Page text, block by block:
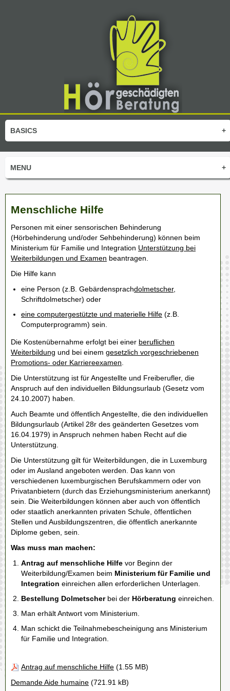
+
BASICS
+
MENU
Menschliche Hilfe
Personen mit einer sensorischen Behinderung
(Hörbehinderung und/oder Sehbehinderung) können beim
Ministerium für Familie und Integration Unterstützung bei
Weiterbildungen und Examen beantragen.
Die Hilfe kann
eine Person (z.B. Gebärdensprachdolmetscher,
Schriftdolmetscher) oder
eine computergestützte und materielle Hilfe (z.B.
Computerprogramm) sein.
Die Kostenübernahme erfolgt bei einer beruflichen
Weiterbildung und bei einem gesetzlich vorgeschriebenen
Promotions- oder Karriereexamen
Die Unterstützung ist für Angestellte und Freiberufler, die
Anspruch auf den individuellen Bildungsurlaub (Gesetz vom
24.10.2007) haben.
Auch Beamte und öffentlich Angestellte, die den individuellen
Bildungsurlaub (Artikel 28r des geänderten Gesetzes vom
16.04.1979) in Anspruch nehmen haben Recht auf die
Unterstützung.
Die Unterstützung gilt für Weiterbildungen, die in Luxemburg
oder im Ausland angeboten werden. Das kann von
verschiedenen luxemburgischen Berufskammern oder von
Privatanbietern (durch das Erziehungsministerium anerkannt)
sein. Die Weiterbildungen können aber auch von öffentlich
oder staatlich anerkannten privaten Schule, öffentlichen
Stellen und Ausbildungszentren, die öffentlich anerkannte
Diplome geben, sein.
Was muss man machen:
Antrag auf menschliche Hilfe vor Beginn der
Weiterbildung/Examen beim Ministerium für Familie und
Integration einreichen allen erforderlichen Unterlagen.
Bestellung Dolmetscherbei der Hörberatung einreichen.
Man erhält Antwort vom Ministerium.
Man schickt die Teilnahmebescheinigung ans Ministerium
für Familie und Integration.
Antrag auf menschliche Hilfe (1.55 MB)
Demande Aide humaine (721.91 kB)